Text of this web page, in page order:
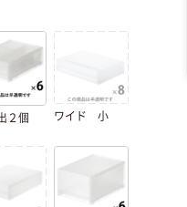
２個 ワイド 小